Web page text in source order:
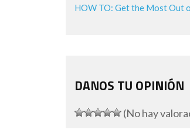
HOW TO: Get the Most Out
DANOS TU OPINIÓN
(No hay